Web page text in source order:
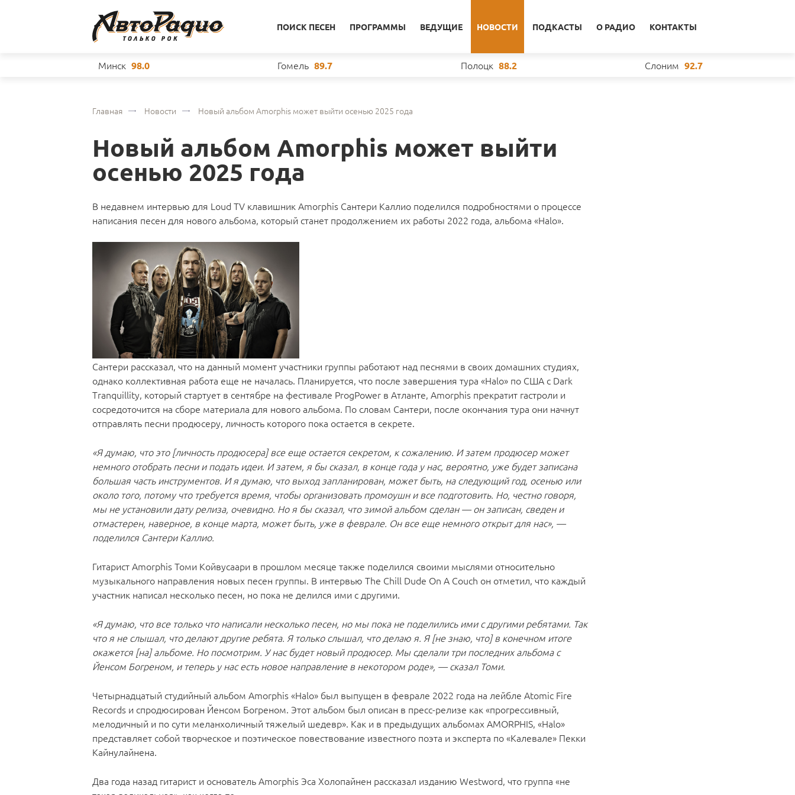
ПОИСК ПЕСЕН ПРОГРАММЫ ВЕДУЩИЕ НОВОСТИ ПОДКАСТЫ О РАДИО КОНТАКТЫ
Минск 98.0 Гомель 89.7 Полоцк 88.2 Слоним 92.7
Главная Новости Новый альбом Amorphis может выйти осенью 2025 года
Новый альбом Amorphis может выйти
осенью 2025 года
В недавнем интервью для Loud TV клавишник Amorphis Сантери Каллио поделился подробностями о процессе
написания песен для нового альбома, который станет продолжением их работы 2022 года, альбома «Halo».
Сантери рассказал, что на данный момент участники группы работают над песнями в своих домашних студиях,
однако коллективная работа еще не началась. Планируется, что после завершения тура «Halo» по США с Dark
Tranquillity, который стартует в сентябре на фестивале ProgPower в Атланте, Amorphis прекратит гастроли и
сосредоточится на сборе материала для нового альбома. По словам Сантери, после окончания тура они начнут
отправлять песни продюсеру, личность которого пока остается в секрете.
«Я думаю, что это [личность продюсера] все еще остается секретом, к сожалению. И затем продюсер может
немного отобрать песни и подать идеи. И затем, я бы сказал, в конце года у нас, вероятно, уже будет записана
большая часть инструментов. И я думаю, что выход запланирован, может быть, на следующий год, осенью или
около того, потому что требуется время, чтобы организовать промоушн и все подготовить. Но, честно говоря,
мы не установили дату релиза, очевидно. Но я бы сказал, что зимой альбом сделан — он записан, сведен и
отмастерен, наверное, в конце марта, может быть, уже в феврале. Он все еще немного открыт для нас», —
поделился Сантери Каллио.
Гитарист Amorphis Томи Койвусаари в прошлом месяце также поделился своими мыслями относительно
музыкального направления новых песен группы. В интервью The Chill Dude On A Couch он отметил, что каждый
участник написал несколько песен, но пока не делился ими с другими.
«Я думаю, что все только что написали несколько песен, но мы пока не поделились ими с другими ребятами. Так
что я не слышал, что делают другие ребята. Я только слышал, что делаю я. Я [не знаю, что] в конечном итоге
окажется [на] альбоме. Но посмотрим. У нас будет новый продюсер. Мы сделали три последних альбома с
Йенсом Богреном, и теперь у нас есть новое направление в некотором роде», — сказал Томи.
Четырнадцатый студийный альбом Amorphis «Halo» был выпущен в феврале 2022 года на лейбле Atomic Fire
Records и спродюсирован Йенсом Богреном. Этот альбом был описан в пресс-релизе как «прогрессивный,
мелодичный и по сути меланхоличный тяжелый шедевр». Как и в предыдущих альбомах AMORPHIS, «Halo»
представляет собой творческое и поэтическое повествование известного поэта и эксперта по «Калевале» Пекки
Кайнулайнена.
Два года назад гитарист и основатель Amorphis Эса Холопайнен рассказал изданию Westword, что группа «не